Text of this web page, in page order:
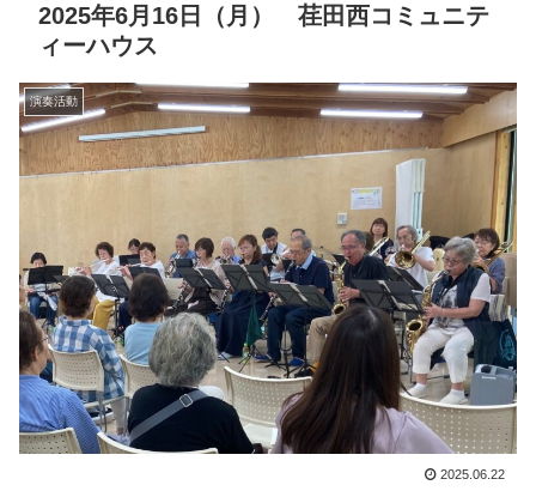
2025年6月16日（月） 荏田西コミュニテ
ィーハウス
演奏活動
2025.06.22